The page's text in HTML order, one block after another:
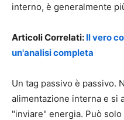
interno, è generalmente
Articoli Correlati: Il vero
un'analisi completa
Un tag passivo è passivo.
alimentazione interna e si
"inviare" energia. Può